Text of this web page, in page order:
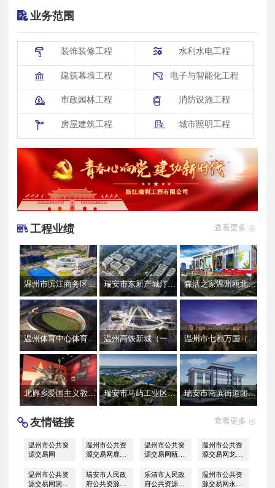
业务范围
装饰装修工程 水利水电工程
建筑幕墙工程 电子与智能化工程
市政园林工程 消防设施工程
房屋建筑工程 城市照明工程
工程业绩 查看更多
温州市滨江商务区CBD片区A-03地块小学工程一装饰装修工程 瑞安市东新产城汀田小微园（二期）工程 森活之家温州瓯北综合体工程
温州体育中心体育场提升改造工程分包工程 温州高铁新城（一期）分包工程（中交） 温州市七都万国（江心明月）分包工程
北麂乡爱国主义教育基地工程 瑞安市马屿工业区改造提升工程 瑞安市南滨街道团前村文化礼堂建设工程
友情链接 查看更多
温州市公共资
源交易网
温州市公共资
源交易网鹿城
温州市公共资
源交易网瓯海
温州市公共资
源交易网龙湾
温州市公共资
源交易网洞头
瑞安市人民政
府公共资源交
乐清市人民政
府公共资源交
温州市公共资
源交易网永嘉